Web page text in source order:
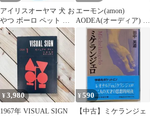
アイリスオーヤマ 犬 お
やつ ボーロ ペット 野
菜風味 500g チーズ入り
サクッとおいしい
4967576453646 新品 P-
CBV500 【WJ227】
エーモン(amon)
AODEA(オーディア) 車
速配線カプラー トヨ
タ・ダイハツ・スズキ
車用 5P 4967 販売ルー
ト限定品
¥3,980
1967年 VISUAL SIGN
¥590
【中古】ミケランジェ